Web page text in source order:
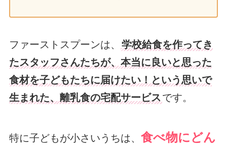
ファーストスプーンは、 学校給食を作ってき
たスタッフさんたちが、本当に良いと思った
食材を子どもたちに届けたい！という思いで
生まれた、離乳食の宅配サービス です。
特に子どもが小さいうちは、 食べ物にどん